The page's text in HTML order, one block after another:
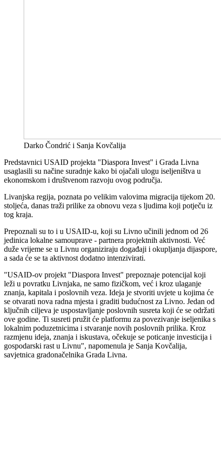
Darko Čondrić i Sanja Kovčalija
Predstavnici USAID projekta "Diaspora Invest" i Grada Livna
usaglasili su načine suradnje kako bi ojačali ulogu iseljeništva u
ekonomskom i društvenom razvoju ovog područja.
Livanjska regija, poznata po velikim valovima migracija tijekom 20.
stoljeća, danas traži prilike za obnovu veza s ljudima koji potječu iz
tog kraja.
Prepoznali su to i u USAID-u, koji su Livno učinili jednom od 26
jedinica lokalne samouprave - partnera projektnih aktivnosti. Već
duže vrijeme se u Livnu organiziraju događaji i okupljanja dijaspore,
a sada će se ta aktivnost dodatno intenzivirati.
"USAID-ov projekt "Diaspora Invest" prepoznaje potencijal koji
leži u povratku Livnjaka, ne samo fizičkom, već i kroz ulaganje
znanja, kapitala i poslovnih veza. Ideja je stvoriti uvjete u kojima će
se otvarati nova radna mjesta i graditi budućnost za Livno. Jedan od
ključnih ciljeva je uspostavljanje poslovnih susreta koji će se održati
ove godine. Ti susreti pružit će platformu za povezivanje iseljenika s
lokalnim poduzetnicima i stvaranje novih poslovnih prilika. Kroz
razmjenu ideja, znanja i iskustava, očekuje se poticanje investicija i
gospodarski rast u Livnu", napomenula je Sanja Kovčalija,
savjetnica gradonačelnika Grada Livna.